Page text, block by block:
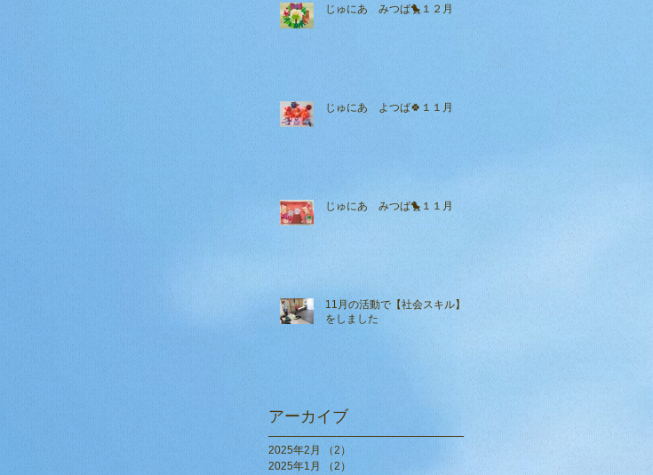
じゅにあ みつば🐤１２月
じゅにあ よつば🍀１１月
じゅにあ みつば🐤１１月
11月の活動で【社会スキル】
をしました
アーカイブ
2025年2月 （2）
2025年1月
（2） 2件の記事